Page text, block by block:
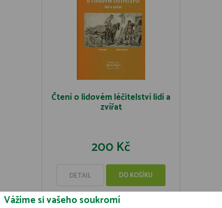
Čtení o lidovém léčitelství lidí a
zvířat
200 Kč
DETAIL DO KOŠÍKU
Vážíme si vašeho soukromí